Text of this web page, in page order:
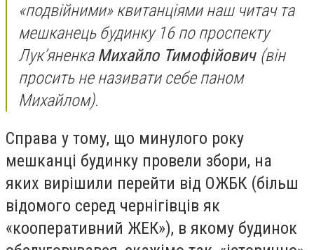
«подвійними» квитанціями наш читач та
мешканець будинку 16 по проспекту
Лук’яненка Михайло Тимофійович (він
просить не називати себе паном
Михайлом).
Справа у тому, що минулого року
мешканці будинку провели збори, на
яких вирішили перейти від ОЖБК (більш
відомого серед чернігівців як
«кооперативний ЖЕК»), в якому будинок